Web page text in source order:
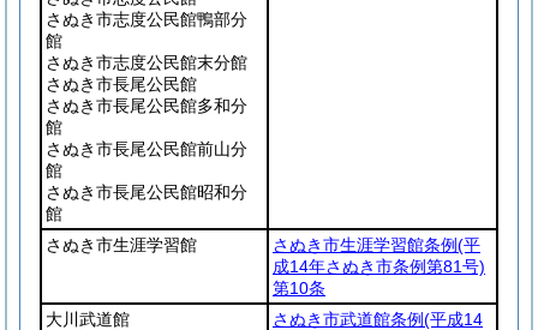
さぬき市志度公民館鴨部分
館
さぬき市志度公民館末分館
さぬき市長尾公民館
さぬき市長尾公民館多和分
館
さぬき市長尾公民館前山分
館
さぬき市長尾公民館昭和分
館
さぬき市生涯学習館 さぬき市生涯学習館条例(平
成14年さぬき市条例第81号)
第10条
大川武道館
さぬき市武道館条例(平成14